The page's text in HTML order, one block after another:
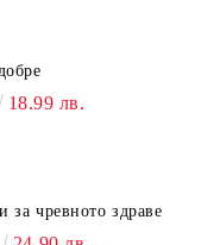
18.99 лв.
за чревното здраве